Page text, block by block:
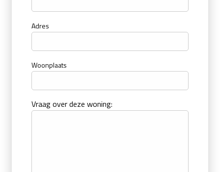
Adres
Woonplaats
Vraag over deze woning: